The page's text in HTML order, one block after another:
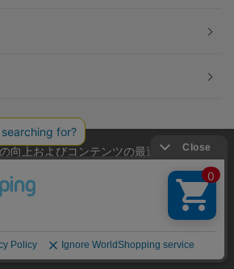
向上およびコンテンツの最適な提供、ト
としてCookieを使用しています。
た場合、Cookieの利用に同意したことも
をご確認ください。
承諾する